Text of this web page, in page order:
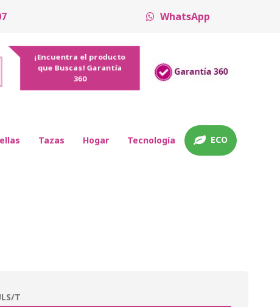
WhatsApp
¡Encuentra el producto
que Buscas! Garantía
360
Tazas Hogar Tecnología ECO
T